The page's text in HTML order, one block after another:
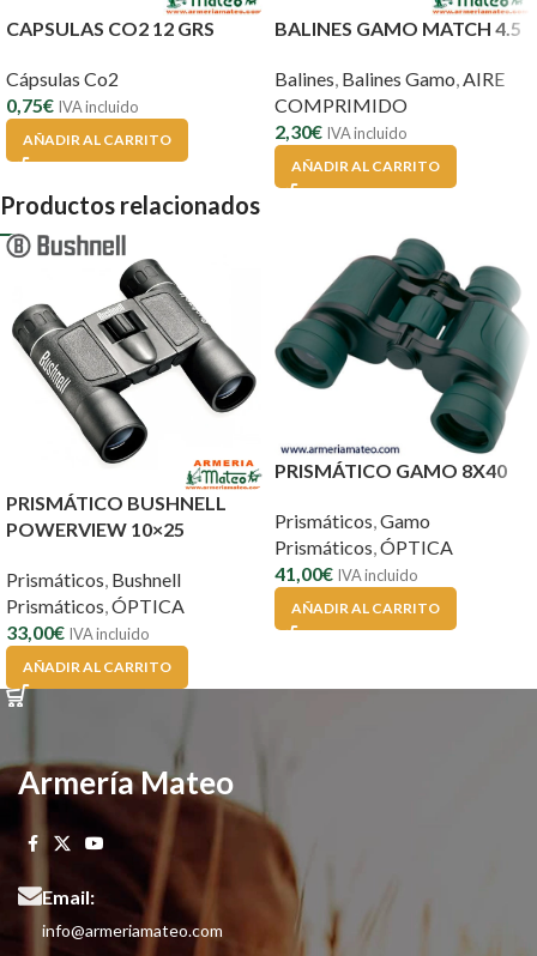
CAPSULAS CO2 12 GRS
Cápsulas Co2
0,75€ IVA incluido
AÑADIR AL CARRITO
BALINES GAMO MATCH 4.5
Balines Balines Gamo AIRE
COMPRIMIDO
2,30€ IVA incluido
AÑADIR AL CARRITO
Productos relacionados
PRISMÁTICO BUSHNELL
POWERVIEW 10×25
Prismáticos Bushnell
Prismáticos ÓPTICA
33,00€ IVA incluido
AÑADIR AL CARRITO
PRISMÁTICO GAMO 8X40
Prismáticos,Gamo
Prismáticos,ÓPTICA
41,00€ IVA incluido
AÑADIR AL CARRITO
Armería Mateo
Email:
info@armeriamateo.com